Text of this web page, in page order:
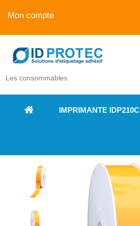
Mon compte
Les consommables
IMPRIMANTE IDP210C